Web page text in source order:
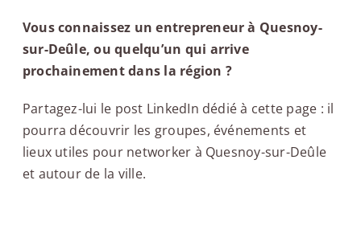
Vous connaissez un entrepreneur à Quesnoy-
sur-Deûle, ou quelqu’un qui arrive
prochainement dans la région ?
Partagez-lui le post LinkedIn dédié à cette page : il
pourra découvrir les groupes, événements et
lieux utiles pour networker à Quesnoy-sur-Deûle
et autour de la ville.